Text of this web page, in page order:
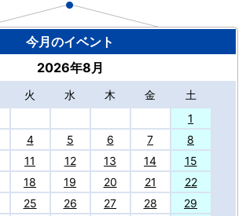
今月のイベント
2026年8月
火 水 木 金
土
1
4 5 6 7
8
11 12 13 14
15
18 19 20 21
22
25 26 27 28
29